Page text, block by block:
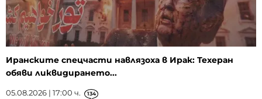
Иранските спецчасти навлязоха в Ирак: Техеран
обяви ликвидирането...
05.08.2026 | 17:00 ч. 134